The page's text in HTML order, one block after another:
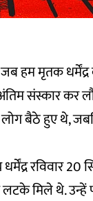
मृतक धर्मेंद्र
संस्कार कर
बैठे हुए थे,
रविवार
मिले थे.